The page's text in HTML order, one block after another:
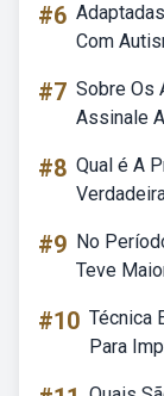
#6
Com
#7 Sobre Os
Assinale
#8 Qual é A
#9 No
Teve
#10 Técnica
Para